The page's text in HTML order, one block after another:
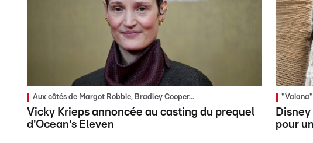
Aux côtés de Margot Robbie, Bradley Cooper...
Vicky Krieps annoncée au casting du prequel
d'Ocean's Eleven
"Vaiana"
pour